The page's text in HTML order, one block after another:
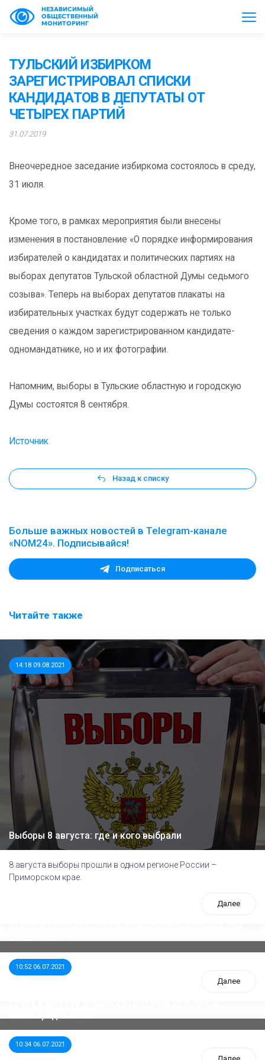
НЕЗАВИСИМЫЙ
ОБЩЕСТВЕННЫЙ
МОНИТОРИНГ
ТУЛЬСКИЙ ИЗБИРКОМ
ЗАРЕГИСТРИРОВАЛ СПИСКИ
КАНДИДАТОВ В ДЕПУТАТЫ ОТ
ЧЕТЫРЕХ ПАРТИЙ
31.07.2019
Внеочередное заседание избиркома состоялось в среду,
31 июля.
Кроме того, в рамках мероприятия были внесены
изменения в постановление «О порядке информирования
избирателей о кандидатах и политических партиях на
выборах депутатов Тульской областной Думы седьмого
созыва». Теперь на выборах депутатов плакаты на
избирательных участках будут содержать не только
сведения о каждом зарегистрированном кандидате-
одномандатнике, но и их фотографии.
Напомним, выборы в Тульские областную и городскую
Думы состоятся 8 сентября.
Источник
Назад к списку
Больше важных новостей в Telegram-канале
«NOM24». Подписывайся!
Подписаться
Читайте также
14:18 09.08.2021
Выборы 8 августа: где и кого выбрали
8 августа выборы прошли в одном регионе России –
Приморском крае.
Далее
10:52 06.07.2021
Далее
10:34 06.07.2021